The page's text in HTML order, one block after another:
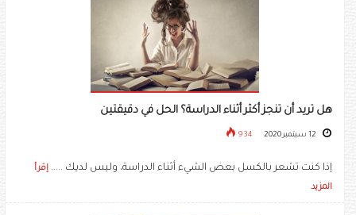
هل تريد أن تنجز أكثر أثناء الدراسة؟ الحل في دقيقتين
934
إذا كنت تشعر بالكسل بعض الشيء أثناء الدراسة، وليس لديك ..... إقرأ
المزيد